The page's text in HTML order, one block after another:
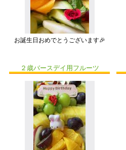
お誕生日おめでとうございます🎉
２歳バースデイ用フルーツ